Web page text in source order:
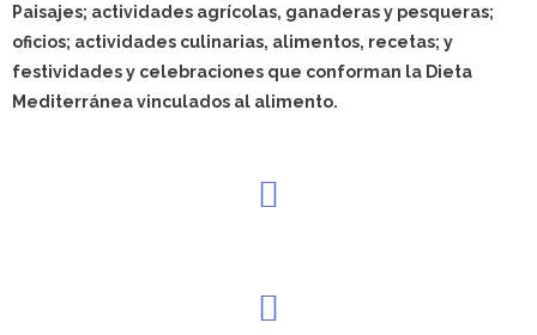
Paisajes; actividades agrícolas, ganaderas y pesqueras;
oficios; actividades culinarias, alimentos, recetas; y
festividades y celebraciones que conforman la Dieta
Mediterránea vinculados al alimento.